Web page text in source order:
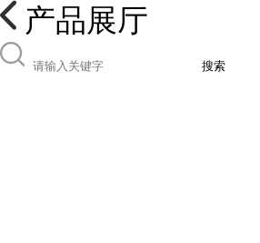
产品展厅
搜索